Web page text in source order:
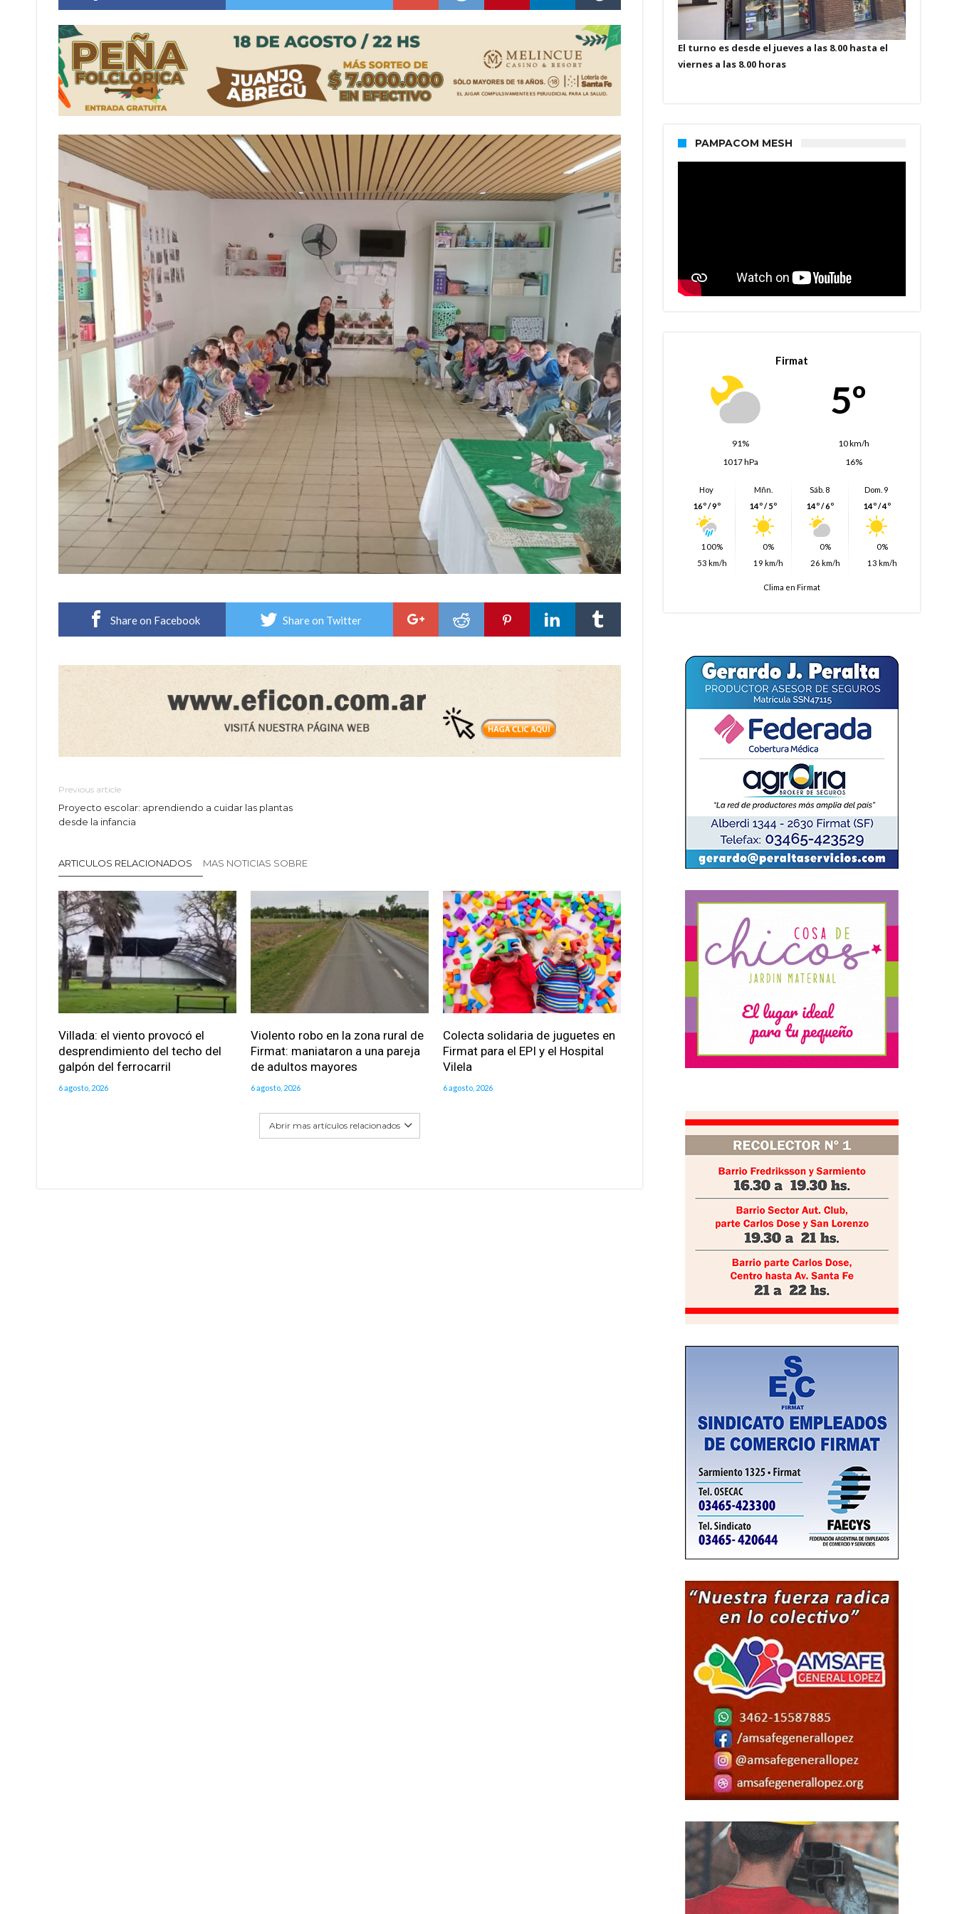
Villada: evalúan obras preventivas ante posibles lluvias intensas
Share on Facebook Share on Twitter
Previous article
Proyecto escolar: aprendiendo a cuidar las plantas
desde la infancia
ARTICULOS RELACIONADOS MAS NOTICIAS SOBRE
Villada: el viento provocó el
desprendimiento del techo del
galpón del ferrocarril
6 agosto, 2026
Violento robo en la zona rural de
Firmat: maniataron a una pareja
de adultos mayores
6 agosto, 2026
Colecta solidaria de juguetes en
Firmat para el EPI y el Hospital
Vilela
6 agosto, 2026
Abrir mas artículos relacionados
El turno es desde el jueves a las 8.00 hasta el
viernes a las 8.00 horas
PAMPACOM MESH
Firmat
5º
91%
10 km/h
1017 hPa
16%
Hoy
16º / 9º
100%
53 km/h
Mñn.
14º / 5º
0%
19 km/h
Sáb. 8
14º / 6º
0%
26 km/h
Dom. 9
14º / 4º
0%
13 km/h
Clima en Firmat